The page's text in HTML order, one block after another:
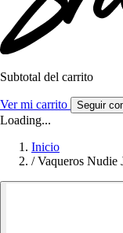
Subtotal del carrito
Ver mi carrito Seguir
Loading...
Inicio
/ Vaqueros Nudie